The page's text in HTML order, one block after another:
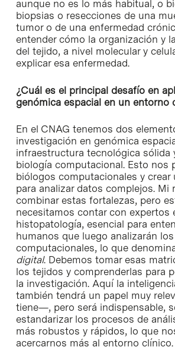
aunque no es lo más habitual, o
biopsias o resecciones de una
tumor o de una enfermedad
entender cómo la organización y
del tejido, a nivel molecular y
explicar esa enfermedad.
¿Cuál es el principal desafío en
genómica espacial en un entorno
En el CNAG tenemos dos
investigación en genómica
infraestructura tecnológica sólida
biología computacional. Esto nos
biólogos computacionales y crear
para analizar datos complejos. Mi
combinar estas fortalezas, pero
necesitamos contar con expertos
histopatología, esencial para
humanos que luego analizarán
computacionales, lo que
digital. Debemos tomar esas
los tejidos y comprenderlas para
la investigación. Aquí la
también tendrá un papel muy
tiene—, pero será indispensable,
estandarizar los procesos de
más robustos y rápidos, lo que
acercarnos más al entorno clínico.